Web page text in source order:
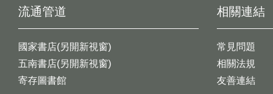
流通管道
國家書店(另開新視窗)
五南書店(另開新視窗)
寄存圖書館
相關連結
常見問題
相關法規
友善連結